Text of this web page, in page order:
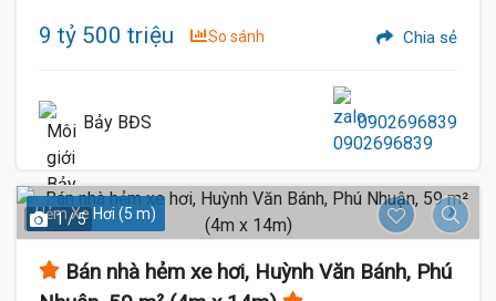
9 tỷ 500 triệu So sánh Chia sẻ
Bảy BĐS 0902696839
Hẻm Xe Hơi (5 m)
1 / 5
Bán nhà hẻm xe hơi, Huỳnh Văn Bánh, Phú